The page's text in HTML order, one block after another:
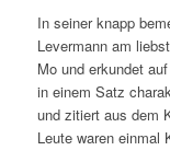
In seiner knapp
Levermann am
Mo und erkundet
in einem Satz
und zitiert aus dem
Leute waren einmal